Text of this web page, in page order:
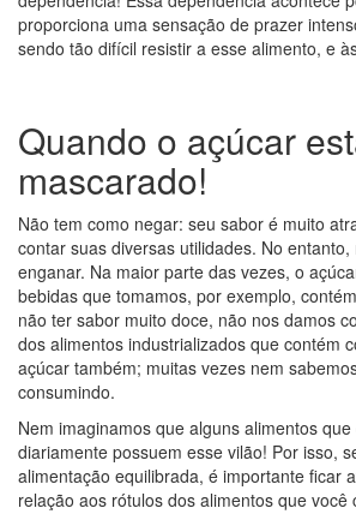
proporciona uma sensação de prazer
sendo tão difícil resistir a esse alimento, e
Quando o açúcar
mascarado!
Não tem como negar: seu sabor é muito
contar suas diversas utilidades. No
enganar. Na maior parte das vezes, o
bebidas que tomamos, por exemplo,
não ter sabor muito doce, não nos damos
dos alimentos industrializados que contém
açúcar também; muitas vezes nem
consumindo.
Nem imaginamos que alguns alimentos
diariamente possuem esse vilão! Por isso,
alimentação equilibrada, é importante ficar
relação aos rótulos dos alimentos que você